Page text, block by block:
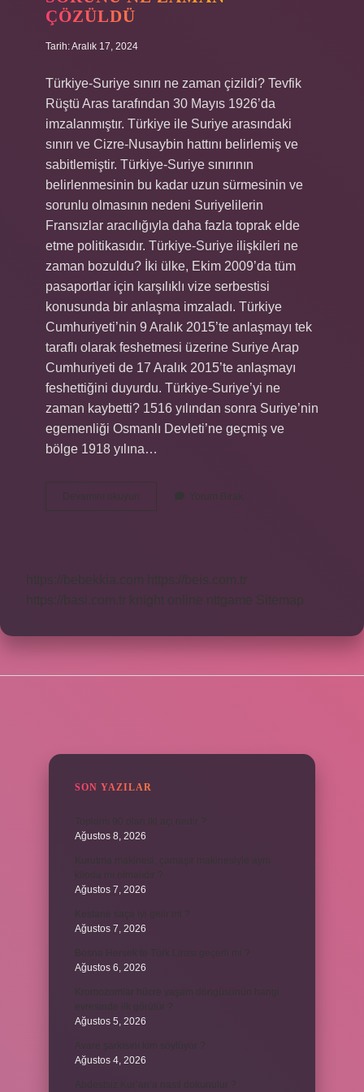
ÇÖZÜLDÜ
Tarih: Aralık 17, 2024
Türkiye-Suriye sınırı ne zaman çizildi? Tevfik
Rüştü Aras tarafından 30 Mayıs 1926’da
imzalanmıştır. Türkiye ile Suriye arasındaki
sınırı ve Cizre-Nusaybin hattını belirlemiş ve
sabitlemiştir. Türkiye-Suriye sınırının
belirlenmesinin bu kadar uzun sürmesinin ve
sorunlu olmasının nedeni Suriyelilerin
Fransızlar aracılığıyla daha fazla toprak elde
etme politikasıdır. Türkiye-Suriye ilişkileri ne
zaman bozuldu? İki ülke, Ekim 2009’da tüm
pasaportlar için karşılıklı vize serbestisi
konusunda bir anlaşma imzaladı. Türkiye
Cumhuriyeti’nin 9 Aralık 2015’te anlaşmayı tek
taraflı olarak feshetmesi üzerine Suriye Arap
Cumhuriyeti de 17 Aralık 2015’te anlaşmayı
feshettiğini duyurdu. Türkiye-Suriye’yi ne
zaman kaybetti? 1516 yılından sonra Suriye’nin
egemenliği Osmanlı Devleti’ne geçmiş ve
bölge 1918 yılına…
Devamını okuyun
Suriye
Çözüldü
Yorum Bırak
https://bebekkia.com
https://beis.com.tr
https://basi.com.tr
knight online nttgame Sitemap
SON YAZILAR
Ağustos 8, 2026
Ağustos 7, 2026
Ağustos 7, 2026
Ağustos 6, 2026
Ağustos 5, 2026
Ağustos 4, 2026